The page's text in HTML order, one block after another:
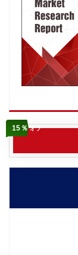
15％オフ